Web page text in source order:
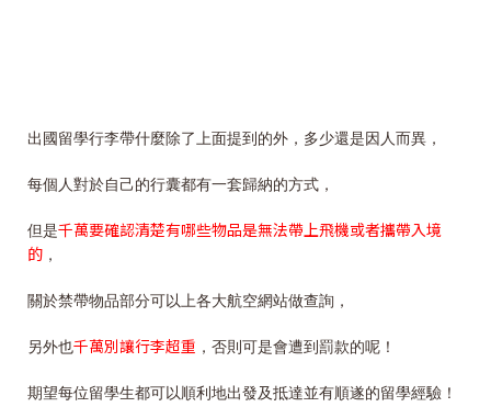
出國留學行李帶什麼除了上面提到的外，多少還是因人而異，
每個人對於自己的行囊都有一套歸納的方式，
但是千萬要確認清楚有哪些物品是無法帶上飛機或者攜帶入境
的 ，
關於禁帶物品部分可以上各大航空網站做查詢，
另外也千萬別讓行李超重 ，否則可是會遭到罰款的呢！
期望每位留學生都可以順利地出發及抵達並有順遂的留學經驗！